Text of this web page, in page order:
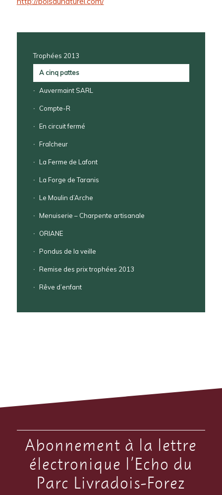
Trophées 2013
A cinq pattes
Auvermaint SARL
Compte-R
En circuit fermé
Fraîcheur
La Ferme de Lafont
La Forge de Taranis
Le Moulin d’Arche
Menuiserie – Charpente artisanale
ORIANE
Pondus de la veille
Remise des prix trophées 2013
Rêve d’enfant
Abonnement à la lettre
électronique l’Echo du
Parc Livradois-Forez